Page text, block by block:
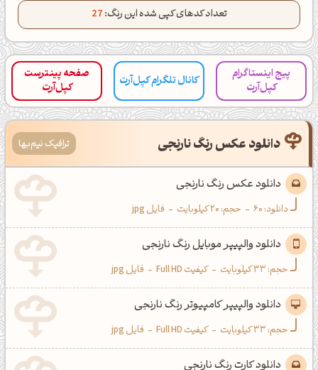
تعداد کدهای کپی شده این رنگ:27
پیج اینستاگرام
کپل‌آرت
کانال تلگرام کپل‌آرت
صفحه پینترست
کپل‌آرت
دانلود عکس رنگ نارنجی ترافیک نیم‌بها
دانلود عکس رنگ نارنجی
دانلود:60
- حجم: 20 کیلوبایت - فایل jpg
دانلود والپیپر موبایل رنگ نارنجی
حجم: 33 کیلوبایت - کیفیت Full HD - فایل jpg
دانلود والپیپر کامپیوتر رنگ نارنجی
حجم: 33 کیلوبایت - کیفیت Full HD - فایل jpg
دانلود کارت رنگ نارنجی
کانال ایــتا
کانال بلـــه
اَپ اندروید اَپ ویندوز